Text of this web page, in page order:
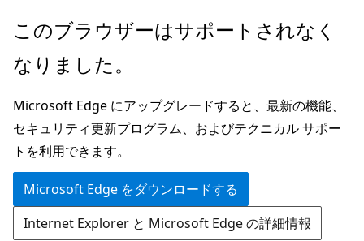
メ
ン
ン
テ
ン
ツ
に
ス
このブラウザーはサポートされなく
なりました。
Microsoft Edge にアップグレードすると、最新の機能、
セキュリティ更新プログラム、およびテクニカル サポー
トを利用できます。
Microsoft Edge をダウンロードする
Internet Explorer と Microsoft Edge の詳細情報